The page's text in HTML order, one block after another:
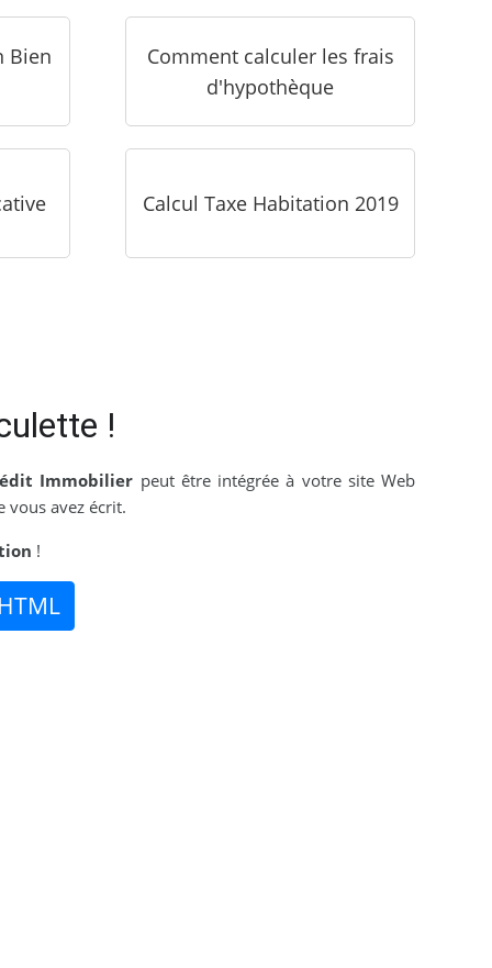
Bien
Comment calculer les frais
d'hypothèque
Calcul Taxe Habitation 2019
!
Immobilier peut être intégrée à votre site Web
avez écrit.
!